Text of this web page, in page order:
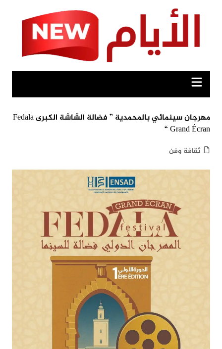
مهرجان سينمائي بالمحمدية ” فضالة الشاشة الكبرى Fedala
Grand Écran “
ثقافة وفن